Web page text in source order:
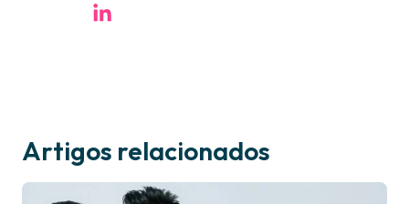
Artigos relacionados